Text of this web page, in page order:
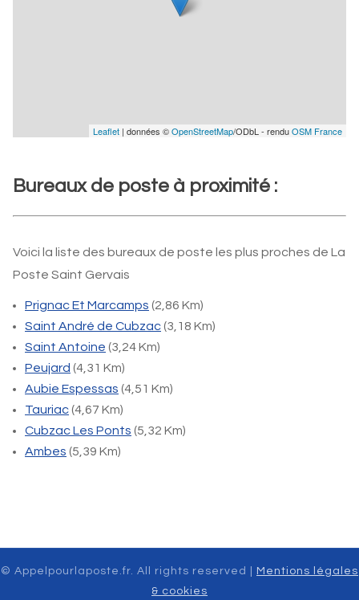
Leaflet | données ©OpenStreetMap/ODbL - renduOSM France
Bureaux de poste à proximité :
Voici la liste des bureaux de poste les plus proches de La
Poste Saint Gervais
Prignac Et Marcamps (2,86 Km)
Saint André de Cubzac(3,18 Km)
Saint Antoine (3,24 Km)
Peujard (4,31 Km)
Aubie Espessas (4,51 Km)
Tauriac(4,67 Km)
Cubzac Les Ponts (5,32 Km)
Ambes (5,39 Km)
© Appelpourlaposte.fr. All rights reserved |
Mentions légales
& cookies